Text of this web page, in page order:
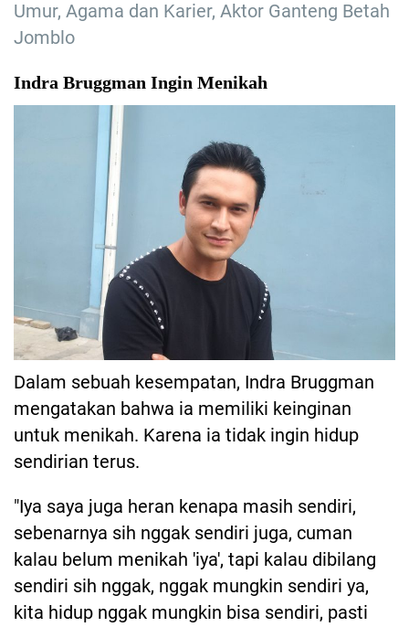
Umur, Agama dan Karier, Aktor Ganteng Betah
Jomblo
Indra Bruggman Ingin Menikah
Dalam sebuah kesempatan, Indra Bruggman
mengatakan bahwa ia memiliki keinginan
untuk menikah. Karena ia tidak ingin hidup
sendirian terus.
"Iya saya juga heran kenapa masih sendiri,
sebenarnya sih nggak sendiri juga, cuman
kalau belum menikah 'iya', tapi kalau dibilang
sendiri sih nggak, nggak mungkin sendiri ya,
kita hidup nggak mungkin bisa sendiri, pasti